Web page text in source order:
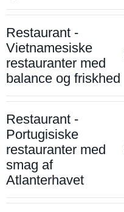
Restaurant -
Vietnamesiske
restauranter med
balance og friskhed
Restaurant -
Portugisiske
restauranter med
smag af
Atlanterhavet